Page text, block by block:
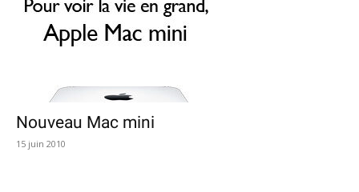
Nouveau Mac mini
15 juin 2010